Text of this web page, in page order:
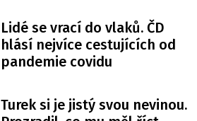
Lidé se vrací do vlaků. ČD
hlásí nejvíce cestujících od
pandemie covidu
Turek si je jistý svou nevinou.